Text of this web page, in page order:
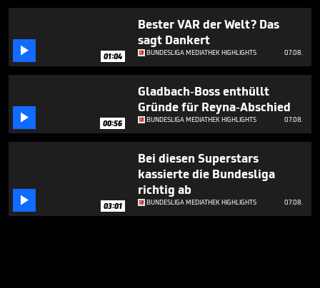
 01:04
Bester VAR der Welt? Das
sagt Dankert
BUNDESLIGA MEDIATHEK HIGHLIGHTS 07.08.
 00:56
Gladbach-Boss enthüllt
Gründe für Reyna-Abschied
BUNDESLIGA MEDIATHEK HIGHLIGHTS 07.08.
 03:01
Bei diesen Superstars
kassierte die Bundesliga
richtig ab
BUNDESLIGA MEDIATHEK HIGHLIGHTS 07.08.